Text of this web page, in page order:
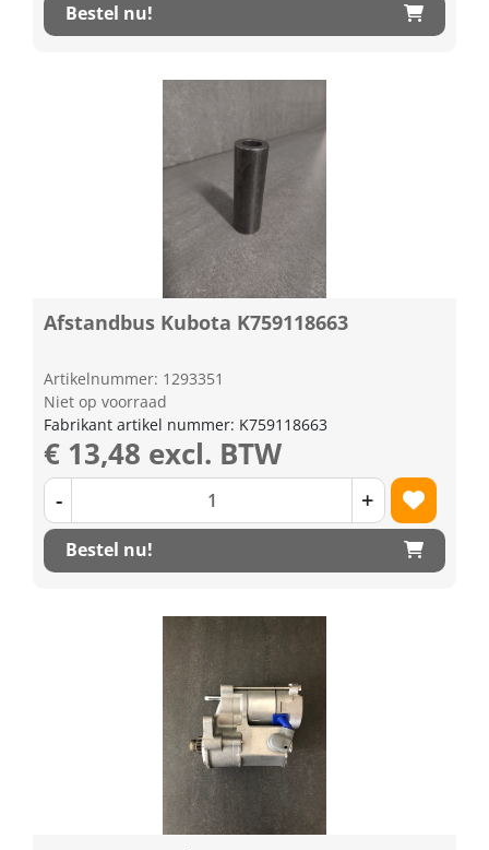
Bestel nu!
Afstandbus Kubota K759118663
Artikelnummer: 1293351
Niet op voorraad
Fabrikant artikel nummer: K759118663
€ 13,48 excl. BTW
- +
Bestel nu!